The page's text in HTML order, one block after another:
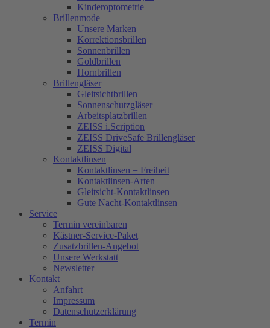
Kinderoptometrie
Brillenmode
Unsere Marken
Korrektionsbrillen
Sonnenbrillen
Goldbrillen
Hornbrillen
Brillengläser
Gleitsichtbrillen
Sonnenschutzgläser
Arbeitsplatzbrillen
ZEISS i.Scription
ZEISS DriveSafe Brillengläser
ZEISS Digital
Kontaktlinsen
Kontaktlinsen = Freiheit
Kontaktlinsen-Arten
Gleitsicht-Kontaktlinsen
Gute Nacht-Kontaktlinsen
Service
Termin vereinbaren
Kästner-Service-Paket
Zusatzbrillen-Angebot
Unsere Werkstatt
Newsletter
Kontakt
Anfahrt
Impressum
Datenschutzerklärung
Termin